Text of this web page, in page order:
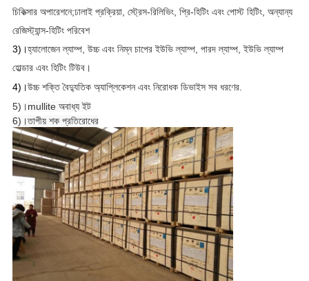
চিকিত্সার অপারেশনে;ঢালাই প্রক্রিয়া, স্ট্রেস-রিলিভিং, প্রি-হিটিং এবং পোস্ট হিটিং, অন্যান্য
রেজিস্ট্যান্স-হিটিং পরিবেশ
3)।হ্যালোজেন ল্যাম্প, উচ্চ এবং নিম্ন চাপের ইউভি ল্যাম্প, পারদ ল্যাম্প, ইউভি ল্যাম্প
হোল্ডার এবং হিটিং টিউব।
4)।উচ্চ শক্তি বৈদ্যুতিক অ্যাপ্লিকেশন এবং নিরোধক ডিভাইস সব ধরণের.
5)।mullite অবাধ্য ইট
6)।তাপীয় শক প্রতিরোধের